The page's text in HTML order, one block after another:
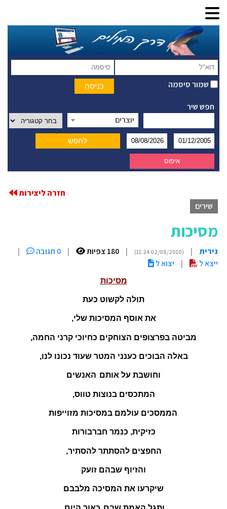
שמור סיסמה
חפש שיר
יוצרים
חזרה ליצירות
שירים
מסיכות
נירית |
(02/08/2010 11:24)
| 180 צפיות | 0 תגובה
|
ייצא ל
| יצוא ל
מסיכות
תולה לקשוט כעת
את אוסף המסיכות שלי,
מביטה בפרצופים הצוחקים כחיוכי קרני החמה,
באלה הבוכים כענני המטר שעוד נכונו לנו,
וחושבת על אותם האנשים
המתכסים בנוצות טווס,
הממסכים עולמם במסיכות מזוייפות
כזיקית, כנמר חברבורות
החפצים להסתתר להסתיר,
והזיוף שבהם זועק
שיקרעו את המסיכה מלבבם